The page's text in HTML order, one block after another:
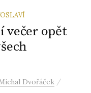
večer opět
Dvořáček /